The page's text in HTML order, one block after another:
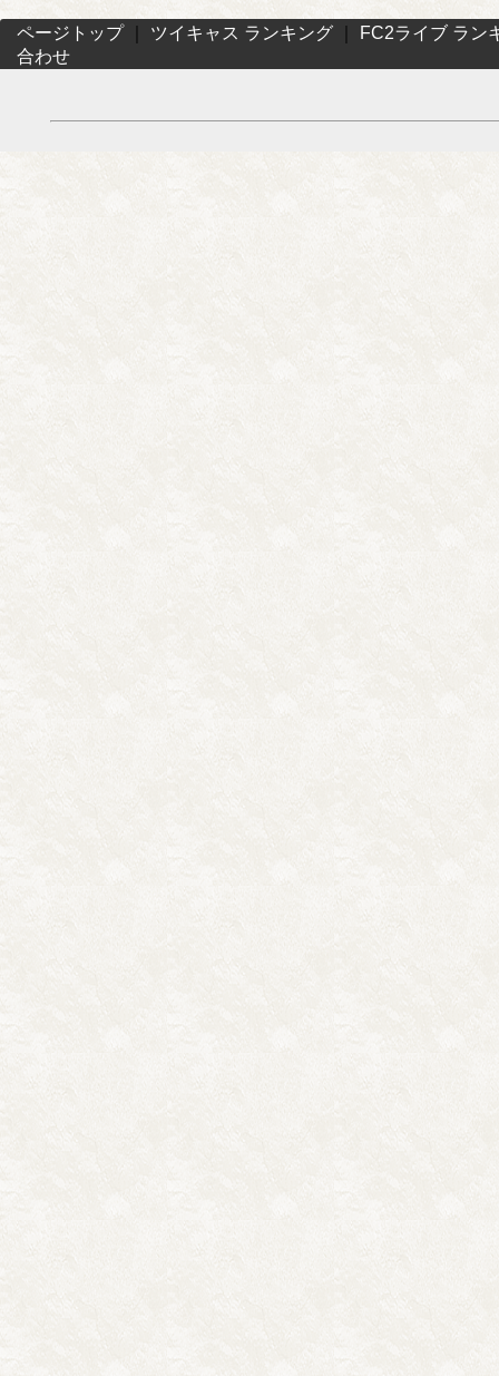
ページトップ｜ ツイキャス ランキング
FC2ライブ ラン
合わせ